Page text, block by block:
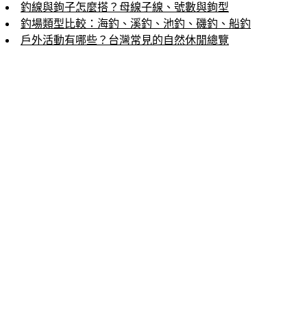
釣線與鉤子怎麼搭？母線子線、號數與鉤型
釣場類型比較：海釣、溪釣、池釣、磯釣、船釣
戶外活動有哪些？台灣常見的自然休閒總覽